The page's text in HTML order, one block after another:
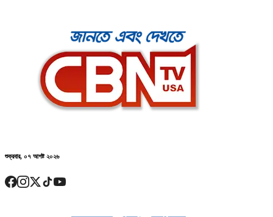
শুক্রবার, ০৭ আগষ্ট ২০২৬